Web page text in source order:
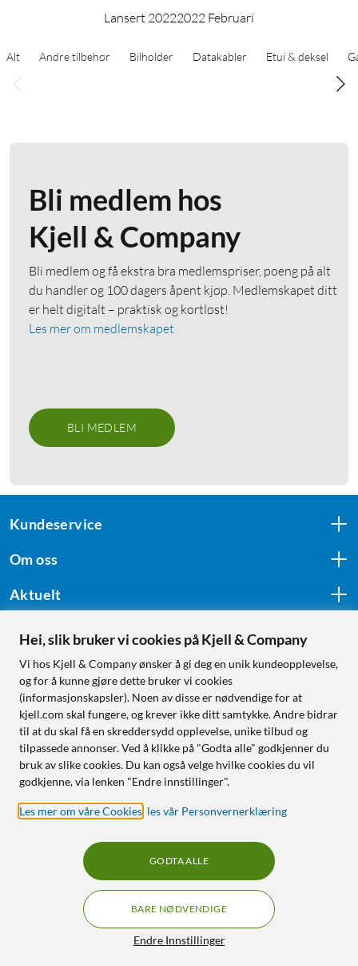
Lansert 20222022 Februari
Alt Andre tilbehør Bilholder Datakabler Etui & deksel
Bli medlem hos
Kjell & Company
Bli medlem og få ekstra bra medlemspriser, poeng på alt
du handler og 100 dagers åpent kjøp. Medlemskapet ditt
er helt digitalt – praktisk og kortløst!
Les mer om medlemskapet
BLI MEDLEM
Kundeservice
Om oss
Aktuelt
Følg oss
Handle fra:
Sverige
Norge
RÅD OG TILBEHØR TIL
HJEMMEELEKTRONIKK
Hei, slik bruker vi cookies på Kjell & Company
Vi hos Kjell & Company ønsker å gi deg en unik kundeopplevelse,
og for å kunne gjøre dette bruker vi cookies
(informasjonskapsler). Noen av disse er nødvendige for at
kjell.com skal fungere, og krever ikke ditt samtykke. Andre bidrar
til at du skal få en skreddersydd opplevelse, unike tilbud og
tilpassede annonser. Ved å klikke på "Godta alle" godkjenner du
bruk av slike cookies. Du kan også velge hvilke cookies du vil
godkjenne, via lenken "Endre innstillinger".
Les mer om våre Cookies les vår Personvernerklæring
Endre Innstillinger
BARE NØDVENDIGE
GODTA ALLE